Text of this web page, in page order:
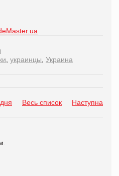
украинцы Украина
Весь список Наступна